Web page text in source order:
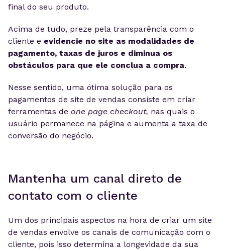
final do seu produto.
Acima de tudo, preze pela transparência com o
cliente e evidencie no site as modalidades de
pagamento, taxas de juros e diminua os
obstáculos para que ele conclua a compra.
Nesse sentido, uma ótima solução para os
pagamentos de site de vendas consiste em criar
ferramentas de one page checkout, nas quais o
usuário permanece na página e aumenta a taxa de
conversão do negócio.
Mantenha um canal direto de
contato com o cliente
Um dos principais aspectos na hora de criar um site
de vendas envolve os canais de comunicação com o
cliente, pois isso determina a longevidade da sua